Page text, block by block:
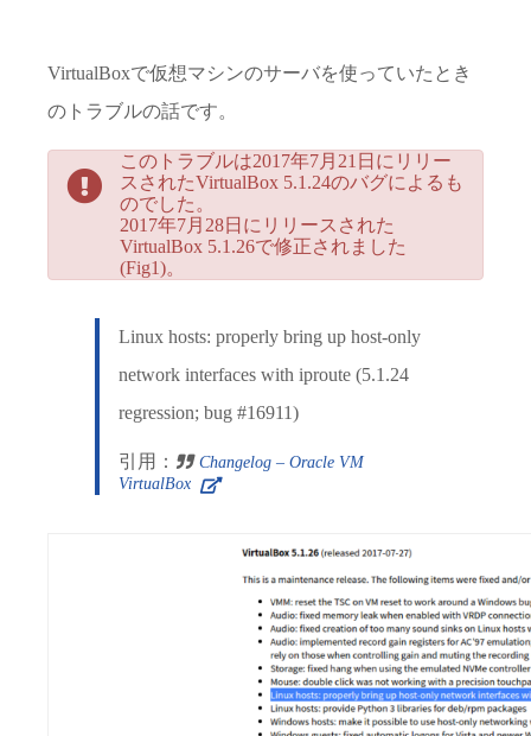
VirtualBoxで仮想マシンのサーバを使っていたとき
のトラブルの話です。
このトラブルは2017年7月21日にリリー
スされたVirtualBox 5.1.24のバグによるも
のでした。
2017年7月28日にリリースされた
VirtualBox 5.1.26で修正されました
(Fig1)。
Linux hosts: properly bring up host-only
network interfaces with iproute (5.1.24
regression; bug #16911)
引用：
Changelog – Oracle VM
VirtualBox